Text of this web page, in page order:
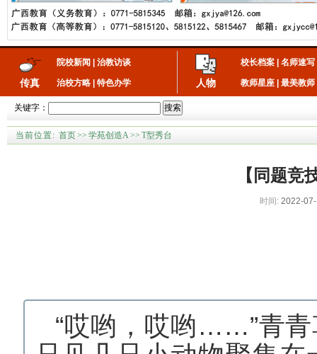
传真
院校新闻 治教访谈
治校方略 特色办学 人物
校长档案 名师速写
教师星座 最美教师
关键字： 搜索
当前位置: 首页>> 学苑创造A>> T型秀台
【同题竞
时间: 2022-
“哎哟，哎哟……”青